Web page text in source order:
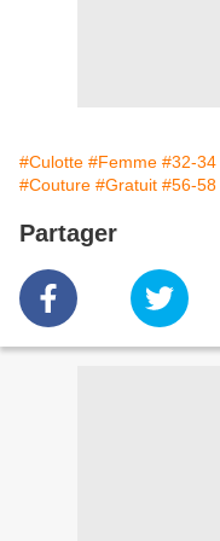
#Culotte #Femme #32-34
#Couture #Gratuit #56-58
Partager